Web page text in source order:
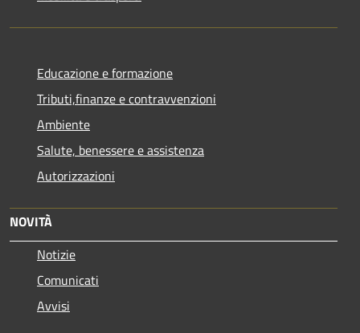
Educazione e formazione
Tributi,finanze e contravvenzioni
Ambiente
Salute, benessere e assistenza
Autorizzazioni
NOVITÀ
Notizie
Comunicati
Avvisi